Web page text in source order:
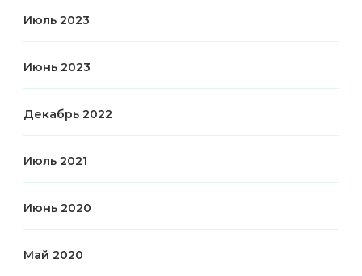
Июль 2023
Июнь 2023
Декабрь 2022
Июль 2021
Июнь 2020
Май 2020